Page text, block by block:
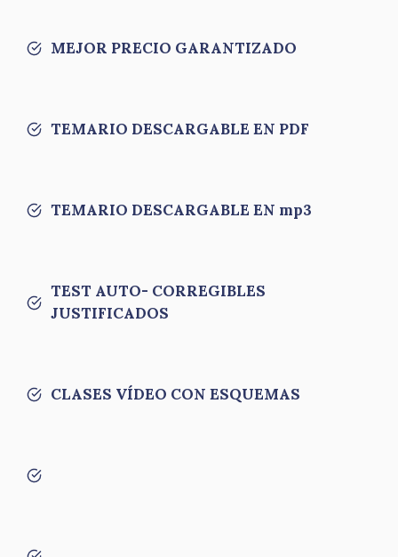
MEJOR PRECIO GARANTIZADO
TEMARIO DESCARGABLE EN PDF
TEMARIO DESCARGABLE EN mp3
TEST AUTO- CORREGIBLES
JUSTIFICADOS
CLASES VÍDEO CON ESQUEMAS